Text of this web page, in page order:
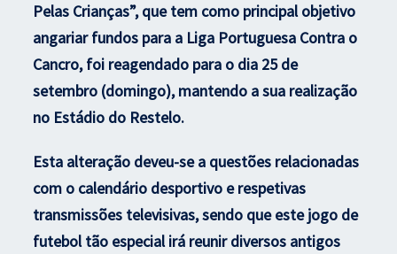
Pelas Crianças”, que tem como principal objetivo
angariar fundos para a Liga Portuguesa Contra o
Cancro, foi reagendado para o dia 25 de
setembro (domingo), mantendo a sua realização
no Estádio do Restelo.
Esta alteração deveu-se a questões relacionadas
com o calendário desportivo e respetivas
transmissões televisivas, sendo que este jogo de
futebol tão especial irá reunir diversos antigos